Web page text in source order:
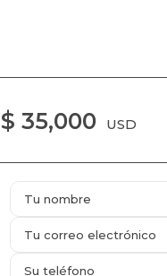
$ 35,000 USD